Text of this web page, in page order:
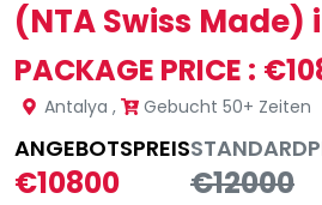
(NTA Swiss
PACKAGE PRICE :
Antalya , Gebucht 50+ Zeiten
ANGEBOTSPREIS
€10800 €12000